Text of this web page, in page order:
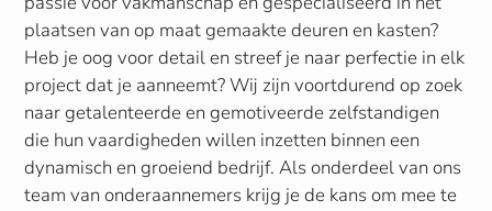
plaatsen van op maat gemaakte deuren en kasten?
Heb je oog voor detail en streef je naar perfectie in elk
project dat je aanneemt? Wij zijn voortdurend op zoek
naar getalenteerde en gemotiveerde zelfstandigen
die hun vaardigheden willen inzetten binnen een
dynamisch en groeiend bedrijf. Als onderdeel van ons
team van onderaannemers krijg je de kans om mee te